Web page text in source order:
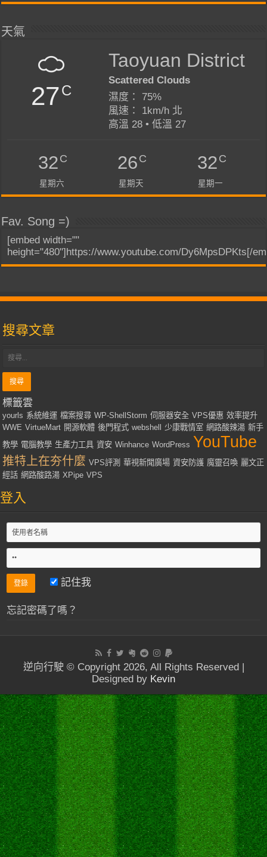
天氣
27C
Taoyuan District
Scattered Clouds
濕度： 75%
風速： 1km/h 北
高溫 28 • 低溫 27
32C
星期六
26C
星期天
32C
星期一
Fav. Song =)
[embed width=""
height="480"]https://www.youtube.com/Dy6MpsDPKts[/
搜尋文章
標籤雲
yourls 系統維運 檔案搜尋 WP-ShellStorm 伺服器安全 VPS優惠 效率提升
WWE VirtueMart 開源軟體 後門程式 webshell 少康戰情室 網路酸辣湯 新手
教學 電腦教學 生產力工具 資安 Winhance WordPress YouTube
推特上在夯什麼 VPS評測 華視新聞廣場 資安防護 魔靈召喚 麗文正
經話 網路酸路湯 XPipe VPS
登入
記住我
忘記密碼了嗎？
逆向行駛 © Copyright 2026, All Rights Reserved |
Designed by Kevin